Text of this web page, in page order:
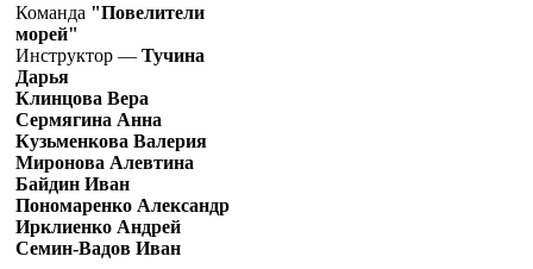
Команда "Повелители
морей"
Инструктор — Тучина
Дарья
Клинцова Вера
Сермягина Анна
Кузьменкова Валерия
Миронова Алевтина
Байдин Иван
Пономаренко Александр
Ирклиенко Андрей
Семин-Вадов Иван